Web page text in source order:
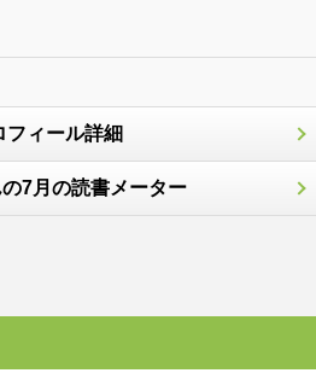
フィール詳細
7月の読書メーター